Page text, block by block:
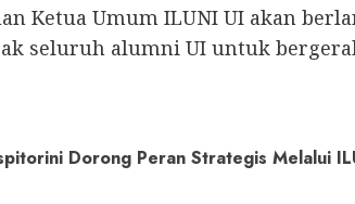
Ketua Umum ILUNI UI akan
seluruh alumni UI untuk
Dorong Peran Strategis Melalui